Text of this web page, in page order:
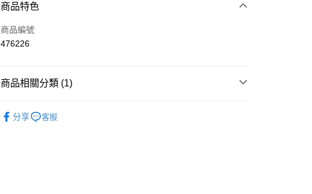
付款方式
信用卡
商品特色
商品編號
476226
商品相關分類 (1)
分享
客服